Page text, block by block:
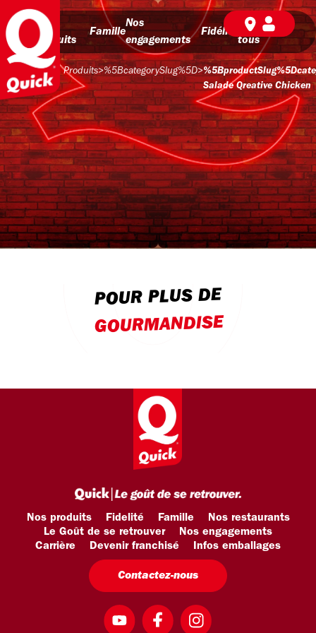
Nos
produits
Famille
Nos
engagements
Fidélité
BD pour
tous
Produits>%5BcategorySlug%5D>
Salade Qreative Chicken
POUR PLUS DE
GOURMANDISE
Nos produits Fidelité Famille
Nos restaurants
Le Goût de se retrouver
Nos engagements
Carrière
Devenir franchisé Infos emballages
Contactez-nous